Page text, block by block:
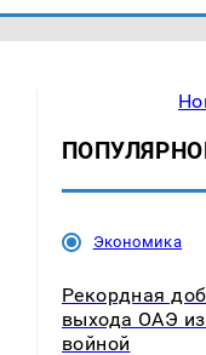
Экономика
Рекордная
выхода ОАЭ
войной